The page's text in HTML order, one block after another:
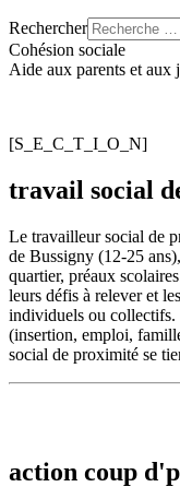
Rechercher
Cohésion sociale
Aide aux parents et aux
[S_E_C_T_I_O_N]
travail social
Le travailleur social de
de Bussigny (12-25
quartier, préaux
leurs défis à relever et
individuels ou collectifs.
(insertion, emploi,
social de proximité se
action coup